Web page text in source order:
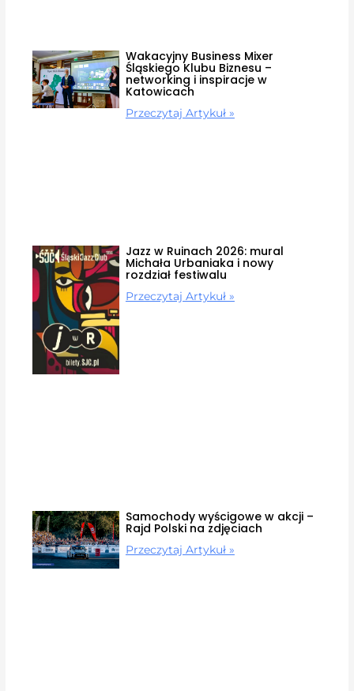
Wakacyjny Business Mixer
Śląskiego Klubu Biznesu –
networking i inspiracje w
Katowicach
Przeczytaj Artykuł »
Jazz w Ruinach 2026: mural
Michała Urbaniaka i nowy
rozdział festiwalu
Przeczytaj Artykuł »
Samochody wyścigowe w akcji –
Rajd Polski na zdjęciach
Przeczytaj Artykuł »